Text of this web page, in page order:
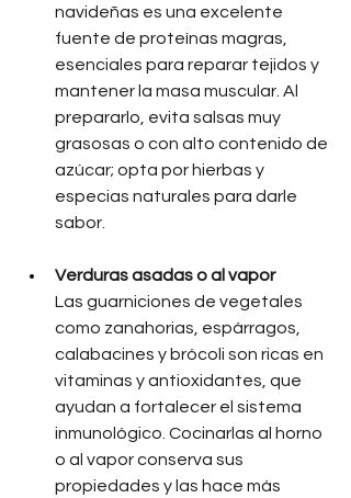
navideñas es una excelente
fuente de proteínas magras,
esenciales para reparar tejidos y
mantener la masa muscular. Al
prepararlo, evita salsas muy
grasosas o con alto contenido de
azúcar; opta por hierbas y
especias naturales para darle
sabor.
Verduras asadas o al vapor
Las guarniciones de vegetales
como zanahorias, espárragos,
calabacines y brócoli son ricas en
vitaminas y antioxidantes, que
ayudan a fortalecer el sistema
inmunológico. Cocinarlas al horno
o al vapor conserva sus
propiedades y las hace más